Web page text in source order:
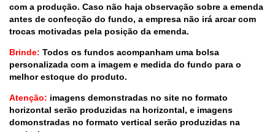
com a produção. Caso não haja observação sobre a emenda
antes de confecção do fundo, a empresa não irá arcar com
trocas motivadas pela posição da emenda.
Brinde: Todos os fundos acompanham uma bolsa
personalizada com a imagem e medida do fundo para o
melhor estoque do produto.
Atenção: imagens demonstradas no site no formato
horizontal serão produzidas na horizontal, e imagens
domonstradas no formato vertical serão produzidas na